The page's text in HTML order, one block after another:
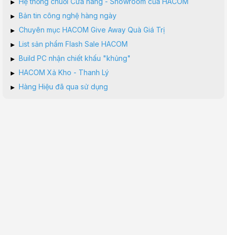
▸ Bản tin công nghệ hàng ngày
▸ Chuyên mục HACOM Give Away Quà Giá Trị
▸ List sản phẩm Flash Sale HACOM
▸ Build PC nhận chiết khấu "khủng"
▸ HACOM Xả Kho - Thanh Lý
▸ Hàng Hiệu đã qua sử dụng